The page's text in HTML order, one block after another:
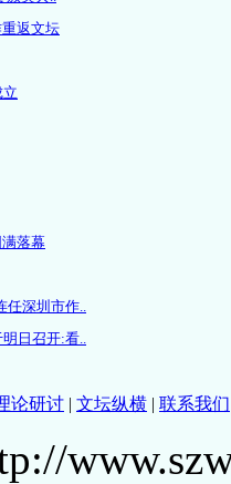
返文坛
落幕
任深圳市作..
日召开:看..
论研讨 | 文坛纵横 | 联系我们